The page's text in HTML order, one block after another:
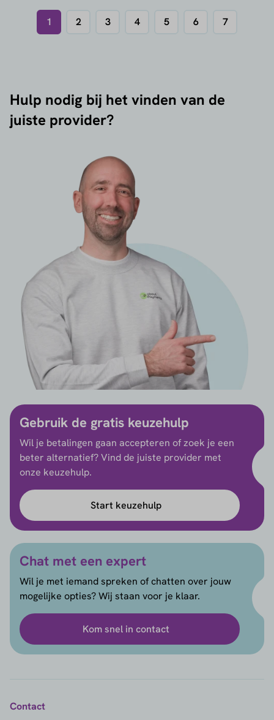
1 2 3 4 5 6 7
Hulp nodig bij het vinden van de
juiste provider?
Gebruik de gratis keuzehulp
Wil je betalingen gaan accepteren of zoek je een
beter alternatief? Vind de juiste provider met
onze keuzehulp.
Start keuzehulp
Chat met een expert
Wil je met iemand spreken of chatten over jouw
mogelijke opties? Wij staan voor je klaar.
Kom snel in contact
Contact